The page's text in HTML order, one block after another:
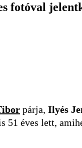
fotóval
párja, Ilyés
51 éves lett,